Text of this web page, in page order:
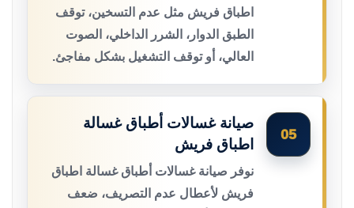
اطباق فريش مثل عدم التسخين، توقف
الطبق الدوار، الشرر الداخلي، الصوت
العالي، أو توقف التشغيل بشكل مفاجئ.
05
صيانة غسالات أطباق غسالة
اطباق فريش
نوفر صيانة غسالات أطباق غسالة اطباق
فريش لأعطال عدم التصريف، ضعف